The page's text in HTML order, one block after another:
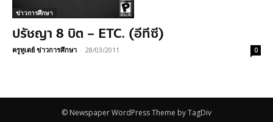
ข่าวการศึกษา
ปรัชญา 8 บิต – ETC. (อีทีซี)
ครูทูเดย์ ข่าวการศึกษา - 28/03/2011 0
© Newspaper WordPress Theme by TagDiv